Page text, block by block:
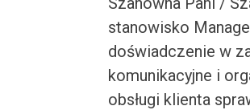
stanowisko
doświadczenie w
komunikacyjne i
obsługi klienta